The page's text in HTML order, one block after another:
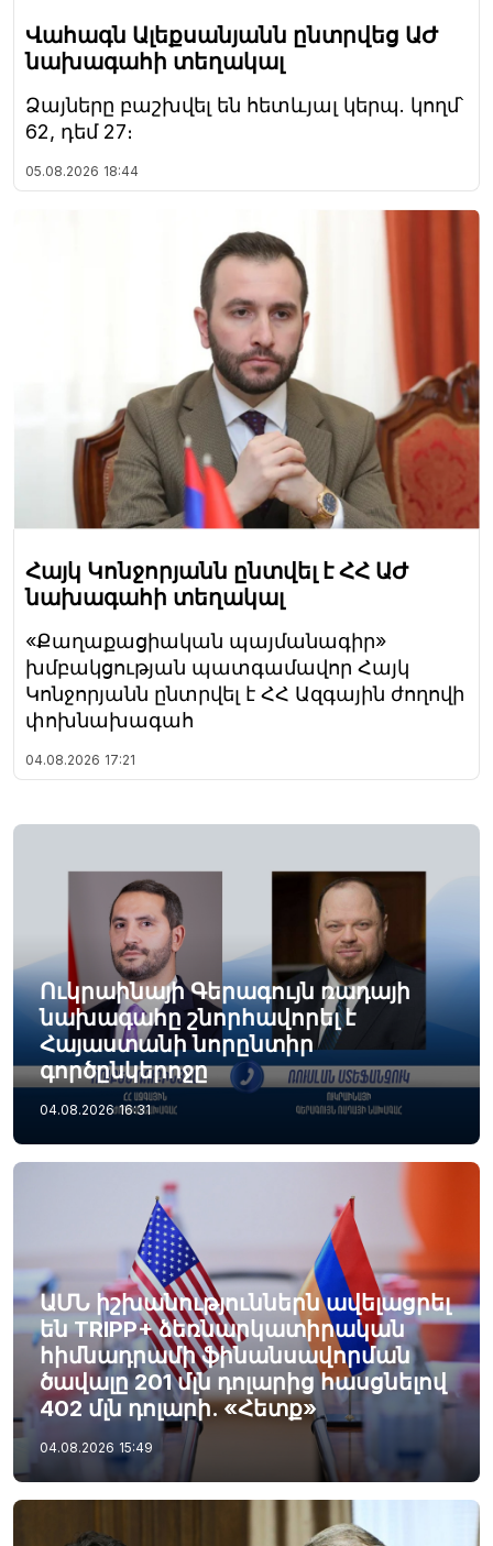
Վահագն Ալեքսանյանն ընտրվեց ԱԺ
նախագահի տեղակալ
Ձայները բաշխվել են հետևյալ կերպ. կողմ՝
62, դեմ 27։
05.08.2026 18:44
Հայկ Կոնջորյանն ընտվել է ՀՀ ԱԺ
նախագահի տեղակալ
«Քաղաքացիական պայմանագիր»
խմբակցության պատգամավոր Հայկ
Կոնջորյանն ընտրվել է ՀՀ Ազգային ժողովի
փոխնախագահ
04.08.2026 17:21
Ուկրաինայի Գերագույն ռադայի
նախագահը շնորհավորել է
Հայաստանի նորընտիր
գործընկերոջը
04.08.2026 16:31
ԱՄՆ իշխանություններն ավելացրել
են TRIPP+ ձեռնարկատիրական
հիմնադրամի ֆինանսավորման
ծավալը 201 մլն դոլարից հասցնելով
402 մլն դոլարի. «Հետք»
04.08.2026 15:49